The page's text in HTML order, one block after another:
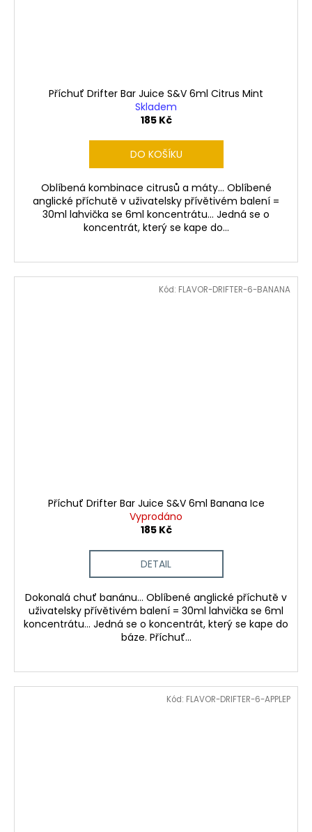
Příchuť Drifter Bar Juice S&V 6ml Citrus Mint
Skladem
185 Kč
DO KOŠÍKU
Oblíbená kombinace citrusů a máty... Oblíbené
anglické příchutě v uživatelsky přívětivém balení =
30ml lahvička se 6ml koncentrátu... Jedná se o
koncentrát, který se kape do...
Příchuť Drifter Bar Juice S&V 6ml Banana Ice
Vyprodáno
185 Kč
DETAIL
Dokonalá chuť banánu... Oblíbené anglické příchutě v
uživatelsky přívětivém balení = 30ml lahvička se 6ml
koncentrátu... Jedná se o koncentrát, který se kape do
báze. Příchuť...
Kód: FLAVOR-DRIFTER-6-BANANA
Kód: FLAVOR-DRIFTER-6-APPLEP